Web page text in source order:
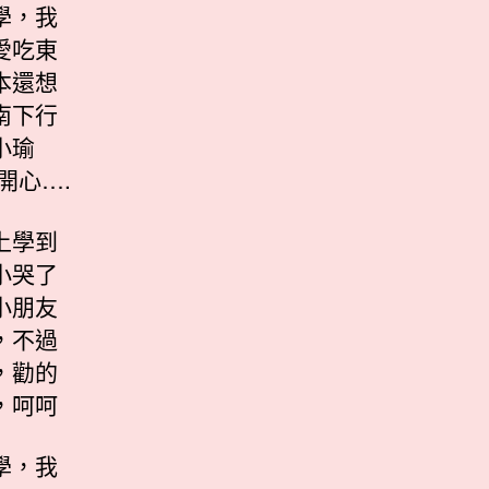
，我
吃東
還想
下行
瑜
心….
學到
哭了
朋友
不過
勸的
呵呵
，我